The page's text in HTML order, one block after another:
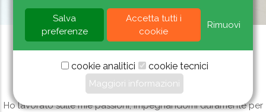
Il Mestiere e la Passione
Ho lavorato sulle mie passioni, impegnandomi duramente per
Salva
preferenze
Accetta tutti i
cookie
Rimuovi
cookie analitici cookie tecnici
Maggiori informazioni